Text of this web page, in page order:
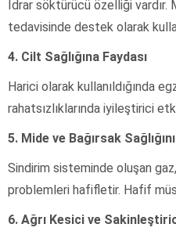
İdrar söktürücü özelliği
tedavisinde destek olarak
4. Cilt Sağlığına Faydası
Harici olarak kullanıldığında
rahatsızlıklarında iyileştirici
5. Mide ve Bağırsak
Sindirim sisteminde oluşan
problemleri hafifletir. Hafif
6. Ağrı Kesici ve